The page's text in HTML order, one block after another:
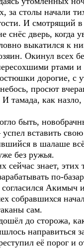
за столы начали
И смотрящий
снёс дверь, когда
выкатился к
Окинул всех
ртами и
дорогие, с
просют
И тамада, как
быть,
успел вставить
в шалаше
без ружья.
знает, этих
по-
Акимыч
собравшихся
сам.
до сторожа,
направиться
её порог и